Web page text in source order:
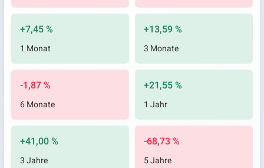
+7,45 %
1 Monat
+13,59 %
3 Monate
-1,87 %
6 Monate
+21,55 %
1 Jahr
+41,00 %
3 Jahre
-68,73 %
5 Jahre